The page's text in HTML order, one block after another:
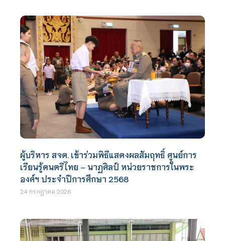
ผู้บริหาร สจด. เข้าร่วมพิธีแสดงผลสัมฤทธิ์ ศูนย์การ
เรียนรู้ดนตรีไทย – นาฏศิลป์ หน่วยราชการในพระ
องค์ฯ ประจำปีการศึกษา 2568
24 กรกฎาคม 2026